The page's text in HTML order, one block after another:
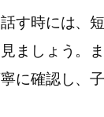
す時には、
ましょう。
に確認し、